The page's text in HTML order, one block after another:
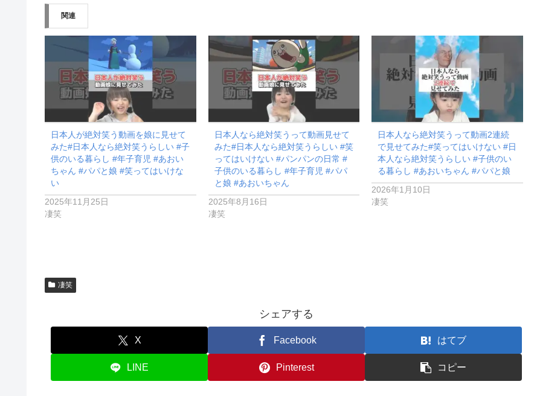
み
中…
関連
日本人が絶対笑う動画を娘に見せて
みた#日本人なら絶対笑うらしい #子
供のいる暮らし #年子育児 #あおい
ちゃん #パパと娘 #笑ってはいけな
い
2025年11月25日
凄笑
日本人なら絶対笑うって動画見せて
みた#日本人なら絶対笑うらしい #笑
ってはいけない #パンパンの日常 #
子供のいる暮らし #年子育児 #パパ
と娘 #あおいちゃん
2025年8月16日
凄笑
日本人なら絶対笑うって動画2連続
で見せてみた#笑ってはいけない #日
本人なら絶対笑うらしい #子供のい
る暮らし #あおいちゃん #パパと娘
2026年1月10日
凄笑
凄笑
シェアする
X Facebook はてブ
LINE Pinterest コピー